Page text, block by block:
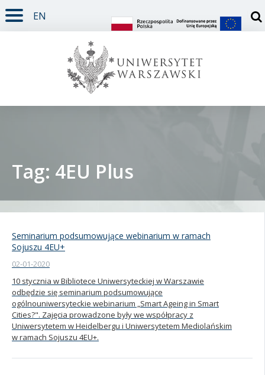
TREŚĆ STRONY
MENU GŁÓWNE
WYSZUKIWARKA
SOCIAL MEDIA
STOPKA STRONY
EN
Student
Kandydat
Absolwent
Tag: 4EU Plus
Seminarium podsumowujące webinarium w ramach
Sojuszu 4EU+
02-01-2020
10 stycznia w Bibliotece Uniwersyteckiej w Warszawie
odbędzie się seminarium podsumowujące
ogólnouniwersyteckie webinarium „Smart Ageing in Smart
Cities?". Zajęcia prowadzone były we współpracy z
Uniwersytetem w Heidelbergu i Uniwersytetem Mediolańskim
w ramach Sojuszu 4EU+.